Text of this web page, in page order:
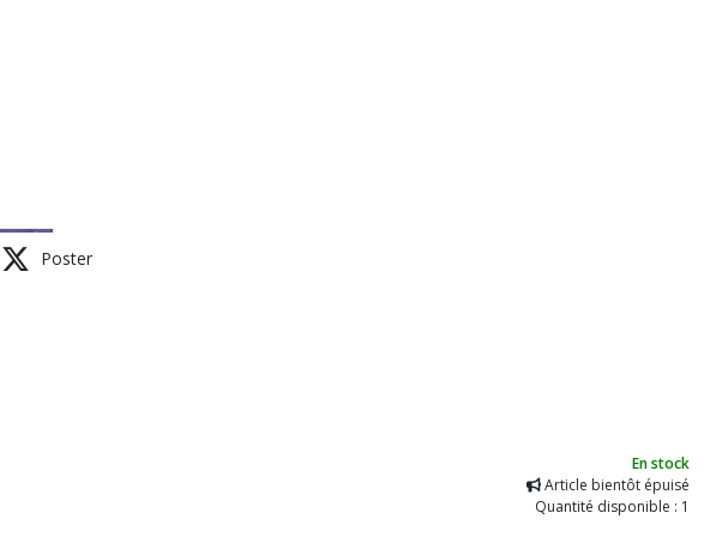
Poster
En stock
Article bientôt épuisé
Quantité disponible : 1